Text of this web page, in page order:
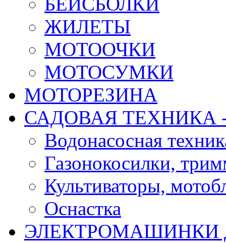
ЖИЛЕТЫ
МОТООЧКИ
МОТОСУМКИ
МОТОРЕЗИНА
САДОВАЯ ТЕХНИКА
Водонасосная
Газонокосилки,
Культиваторы,
Оснастка
ЭЛЕКТРОМАШИНКИ